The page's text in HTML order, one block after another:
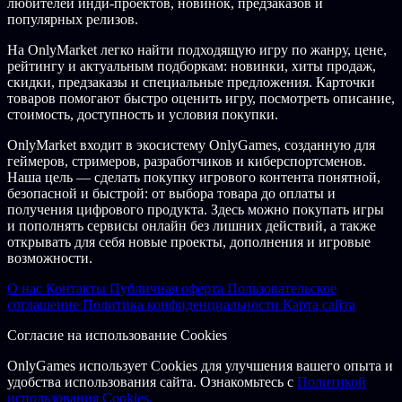
Games. A Game of Thrones is a TM of George R.R. Martin.
© 2022 Digital game published by Twin Sails Interactive
популярных релизов.
На OnlyMarket легко найти подходящую игру по жанру, цене,
рейтингу и актуальным подборкам: новинки, хиты продаж,
скидки, предзаказы и специальные предложения. Карточки
товаров помогают быстро оценить игру, посмотреть описание,
стоимость, доступность и условия покупки.
OnlyMarket входит в экосистему OnlyGames, созданную для
геймеров, стримеров, разработчиков и киберспортсменов.
Наша цель — сделать покупку игрового контента понятной,
безопасной и быстрой: от выбора товара до оплаты и
получения цифрового продукта. Здесь можно покупать игры
и пополнять сервисы онлайн без лишних действий, а также
открывать для себя новые проекты, дополнения и игровые
возможности.
О нас Контакты Публичная оферта Пользовательское
соглашение Политика конфиденциальности Карта сайта
Согласие на использование Cookies
OnlyGames использует Cookies для улучшения вашего опыта и
удобства использования сайта. Ознакомьтесь с Политикой
использования Cookies.